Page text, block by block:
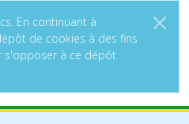
En continuant à
de cookies à des fins
s'opposer à ce dépôt